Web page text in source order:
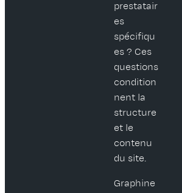
prestatair
es
spécifiqu
es ? Ces
questions
condition
nent la
structure
et le
contenu
du site.
Graphine